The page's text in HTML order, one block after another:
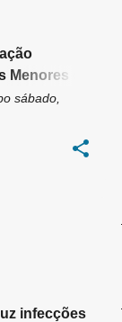
Menores de
sábado,
infecções